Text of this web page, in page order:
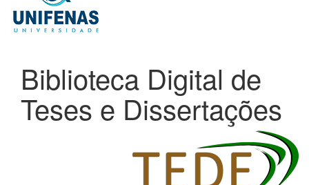
Biblioteca Digital de
Teses e Dissertações